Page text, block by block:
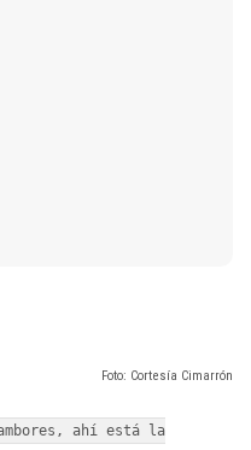
Foto: Cortesía Cimarrón
ahí está la